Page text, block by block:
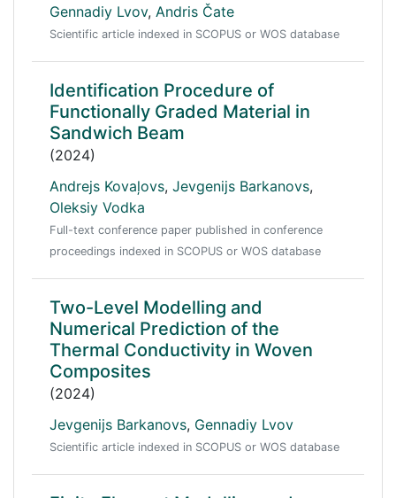
Gennadiy Lvov, Andris Čate
Scientific article indexed in SCOPUS or WOS database
Identification Procedure of
Functionally Graded Material in
Sandwich Beam
(2024)
Andrejs Kovaļovs, Jevgenijs Barkanovs,
Oleksiy Vodka
Full-text conference paper published in conference
proceedings indexed in SCOPUS or WOS database
Two-Level Modelling and
Numerical Prediction of the
Thermal Conductivity in Woven
Composites
(2024)
Jevgenijs Barkanovs, Gennadiy Lvov
Scientific article indexed in SCOPUS or WOS database